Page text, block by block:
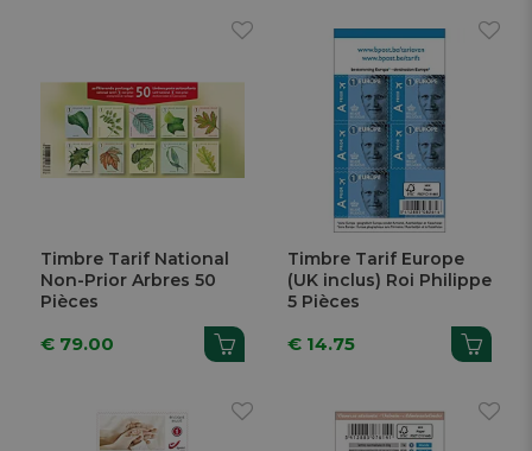
Timbre Tarif National
Non-Prior Arbres 50
Pièces
€ 79.00
Timbre Tarif Europe
(UK inclus) Roi Philippe
5 Pièces
€ 14.75